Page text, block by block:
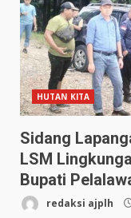
HUTAN KITA
Sidang
LSM
Bupati
redaksi ajplh